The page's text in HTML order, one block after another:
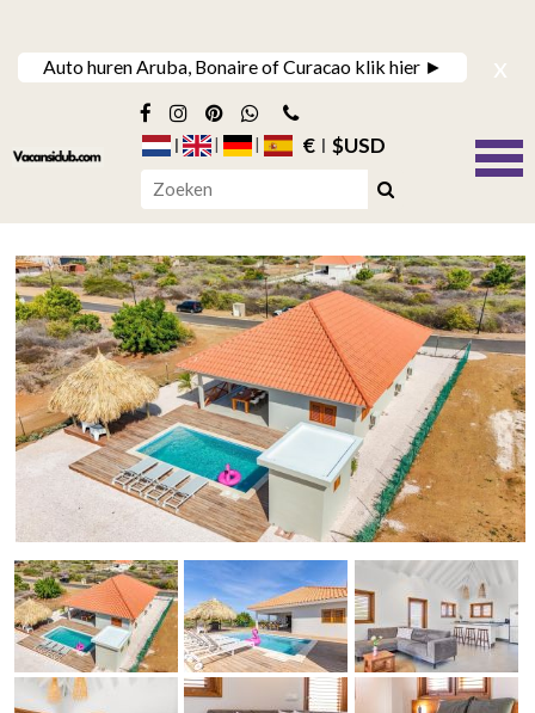
Auto huren Aruba, Bonaire of Curacao klik hier ► x
€ $USD